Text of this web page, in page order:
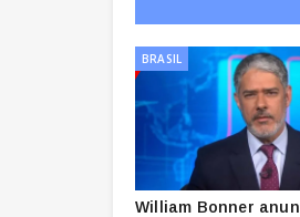
BRASIL
William Bonner